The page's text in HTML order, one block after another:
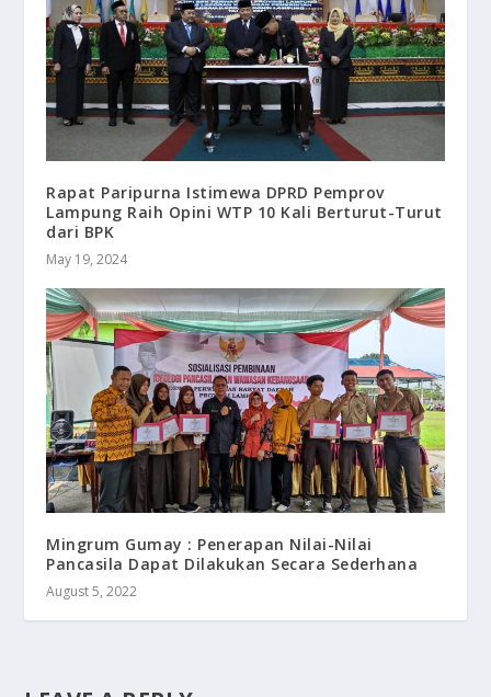
Rapat Paripurna Istimewa DPRD Pemprov
Lampung Raih Opini WTP 10 Kali Berturut-Turut
dari BPK
May 19, 2024
Mingrum Gumay : Penerapan Nilai-Nilai
Pancasila Dapat Dilakukan Secara Sederhana
August 5, 2022